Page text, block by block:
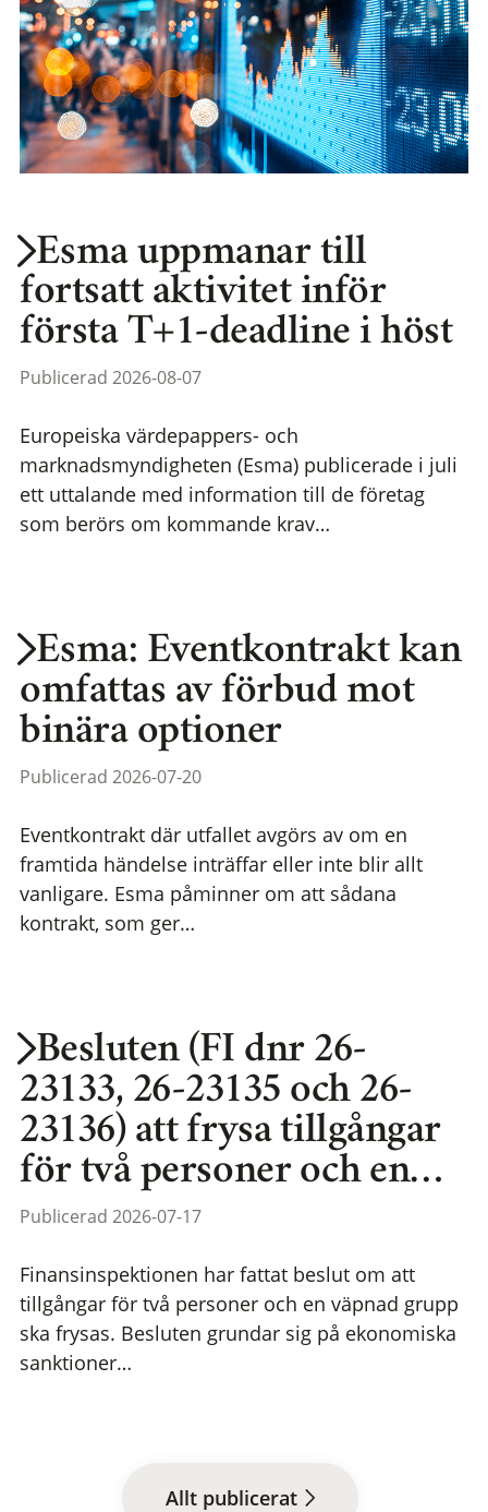
Esma uppmanar till
fortsatt aktivitet inför
första T+1-deadline i höst
Publicerad 2026-08-07
Europeiska värdepappers- och
marknadsmyndigheten (Esma) publicerade i juli
ett uttalande med information till de företag
som berörs om kommande krav…
Esma: Eventkontrakt kan
omfattas av förbud mot
binära optioner
Publicerad 2026-07-20
Eventkontrakt där utfallet avgörs av om en
framtida händelse inträffar eller inte blir allt
vanligare. Esma påminner om att sådana
kontrakt, som ger…
Besluten (FI dnr 26-
23133, 26-23135 och 26-
23136) att frysa tillgångar
för två personer och en…
Publicerad 2026-07-17
Finansinspektionen har fattat beslut om att
tillgångar för två personer och en väpnad grupp
ska frysas. Besluten grundar sig på ekonomiska
sanktioner…
Allt publicerat